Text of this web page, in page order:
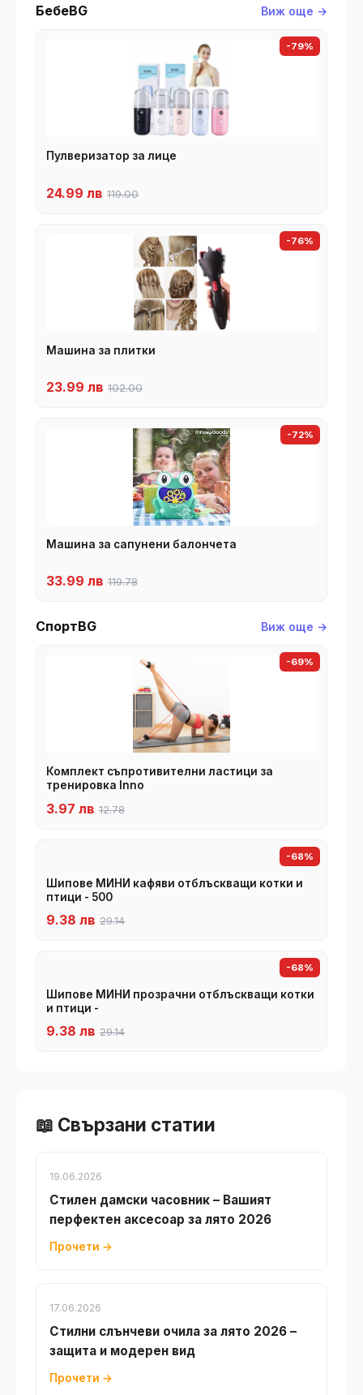
БебеBG Виж още →
-79%
Пулверизатор за лице
24.99 лв 119.00
-76%
Машина за плитки
23.99 лв 102.00
-72%
Машина за сапунени балончета
33.99 лв 119.78
СпортBG Виж още →
-69%
Комплект съпротивителни ластици за
тренировка Inno
3.97 лв 12.78
-68%
Шипове МИНИ кафяви отблъскващи котки и
птици - 500
9.38 лв 29.14
-68%
Шипове МИНИ прозрачни отблъскващи котки
и птици -
9.38 лв 29.14
📖 Свързани статии
19.06.2026
Стилен дамски часовник – Вашият
перфектен аксесоар за лято 2026
Прочети →
17.06.2026
Стилни слънчеви очила за лято 2026 –
защита и модерен вид
Прочети →